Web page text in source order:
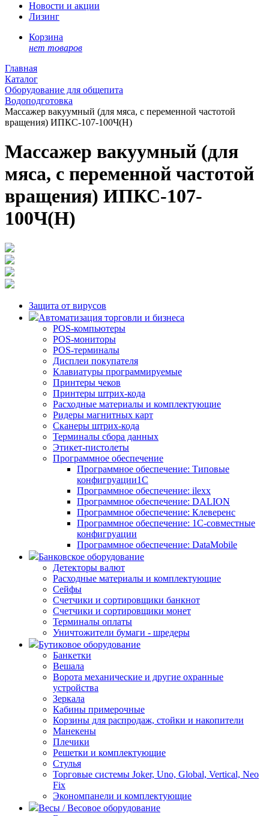
Новости и акции
Лизинг
Корзина
нет товаров
Главная
Каталог
Оборудование для общепита
Водоподготовка
Массажер вакуумный (для мяса, с переменной частотой
вращения) ИПКС-107-100Ч(Н)
Массажер вакуумный (для
мяса, с переменной частотой
вращения) ИПКС-107-
100Ч(Н)
Защита от вирусов
Автоматизация торговли и бизнеса
POS-компьютеры
POS-мониторы
POS-терминалы
Дисплеи покупателя
Клавиатуры программируемые
Принтеры чеков
Принтеры штрих-кода
Расходные материалы и комплектующие
Ридеры магнитных карт
Сканеры штрих-кода
Терминалы сбора данных
Этикет-пистолеты
Программное обеспечение
Программное обеспечение: Типовые
конфигруации1С
Программное обеспечение: ilexx
Программное обеспечение: DALION
Программное обеспечение: Клеверенс
Программное обеспечение: 1С-совместные
конфигруации
Программное обеспечение: DataMobile
Банковское оборудование
Детекторы валют
Расходные материалы и комплектующие
Сейфы
Счетчики и сортировщики банкнот
Счетчики и сортировщики монет
Терминалы оплаты
Уничтожители бумаги - шредеры
Бутиковое оборудование
Банкетки
Вешала
Ворота механические и другие охранные
устройства
Зеркала
Кабины примерочные
Корзины для распродаж, стойки и накопители
Манекены
Плечики
Решетки и комплектующие
Стулья
Торговые системы Joker, Uno, Global, Vertical, Neo
Fix
Экономпанели и комплектующие
Весы / Весовое оборудование